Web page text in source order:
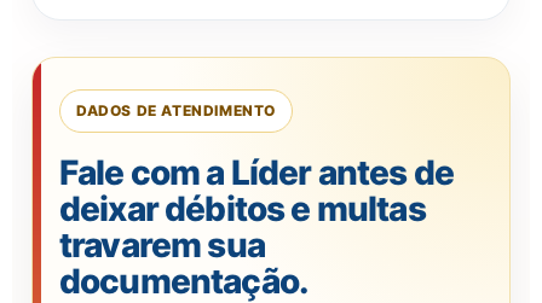
DADOS DE ATENDIMENTO
Fale com a Líder antes de
deixar débitos e multas
travarem sua
documentação.